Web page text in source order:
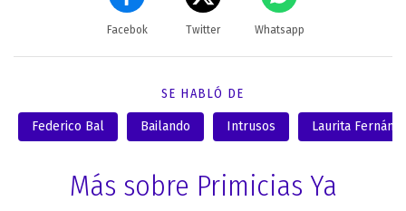
Facebok Twitter Whatsapp
SE HABLÓ DE
Federico Bal Bailando Intrusos Laurita
Más sobre Primicias Ya